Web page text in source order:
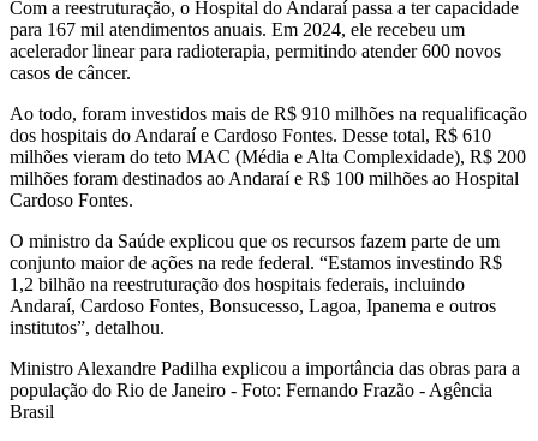
Com a reestruturação, o Hospital do Andaraí passa a ter capacidade
para 167 mil atendimentos anuais. Em 2024, ele recebeu um
acelerador linear para radioterapia, permitindo atender 600 novos
casos de câncer.
Ao todo, foram investidos mais de R$ 910 milhões na requalificação
dos hospitais do Andaraí e Cardoso Fontes. Desse total, R$ 610
milhões vieram do teto MAC (Média e Alta Complexidade), R$ 200
milhões foram destinados ao Andaraí e R$ 100 milhões ao Hospital
Cardoso Fontes.
O ministro da Saúde explicou que os recursos fazem parte de um
conjunto maior de ações na rede federal. “Estamos investindo R$
1,2 bilhão na reestruturação dos hospitais federais, incluindo
Andaraí, Cardoso Fontes, Bonsucesso, Lagoa, Ipanema e outros
institutos”, detalhou.
Ministro Alexandre Padilha explicou a importância das obras para a
população do Rio de Janeiro - Foto: Fernando Frazão - Agência
Brasil